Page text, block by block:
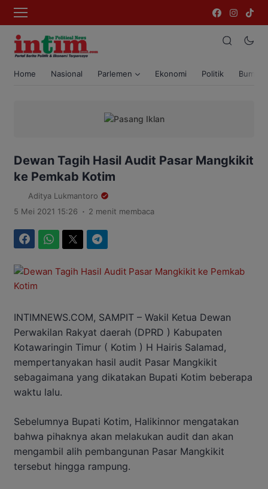
Home Nasional Parlemen Ekonomi Politik Bumi
Dewan Tagih Hasil Audit Pasar Mangkikit
ke Pemkab Kotim
Aditya Lukmantoro
5 Mei 2021 15:26 . 2 menit membaca
INTIMNEWS.COM, SAMPIT – Wakil Ketua Dewan
Perwakilan Rakyat daerah (DPRD ) Kabupaten
Kotawaringin Timur ( Kotim ) H Hairis Salamad,
mempertanyakan hasil audit Pasar Mangkikit
sebagaimana yang dikatakan Bupati Kotim beberapa
waktu lalu.
Sebelumnya Bupati Kotim, Halikinnor mengatakan
bahwa pihaknya akan melakukan audit dan akan
mengambil alih pembangunan Pasar Mangkikit
tersebut hingga rampung.